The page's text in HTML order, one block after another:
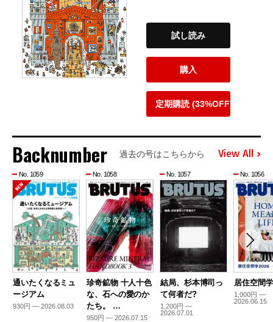
試し読み
購入
定期購読 (33%OFF)
Backnumber 過去の号はこちらから View All
No. 1059
通いたくなるミュ
ージアム
930円 — 2026.08.03
No. 1058
珍奇鉱物 十人十色
な、石への愛のか
たち。 …
950円 — 2026.07.15
No. 1057
結局、杉本博司っ
て何者だ?
1,200円 —
2026.07.01
No. 1056
居住空間
1,000円 —
2026.06.15